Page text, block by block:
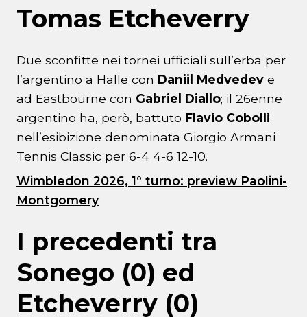
Tomas Etcheverry
Due sconfitte nei tornei ufficiali sull’erba per
l’argentino a Halle con Daniil Medvedev e
ad Eastbourne con Gabriel Diallo; il 26enne
argentino ha, però, battuto Flavio Cobolli
nell’esibizione denominata Giorgio Armani
Tennis Classic per 6-4 4-6 12-10.
Wimbledon 2026, 1° turno: preview Paolini-
Montgomery
I precedenti tra
Sonego (0) ed
Etcheverry (0)